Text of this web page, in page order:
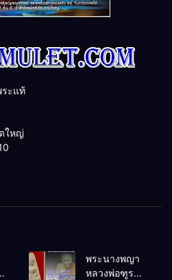
ระแท้
ใหญ่
พระนางพญา
หลวงพ่อฑูรย์